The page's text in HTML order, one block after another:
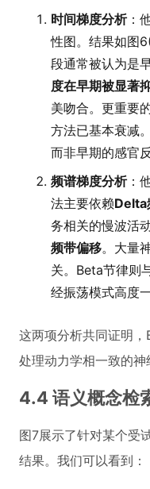
时间梯度分析：
性图。结果如图
段通常被认为是
度在早期被显著
美吻合。更重要
方法已基本衰减
而非早期的感官
频谱梯度分析：
法主要依赖Delta
务相关的慢波活动
频带偏移。大量
关。Beta节律则
经振荡模式高度一
这两项分析共同证明
处理动力学相一致的
4.4 语义概念检
图7展示了针对某个受
结果。我们可以看到：